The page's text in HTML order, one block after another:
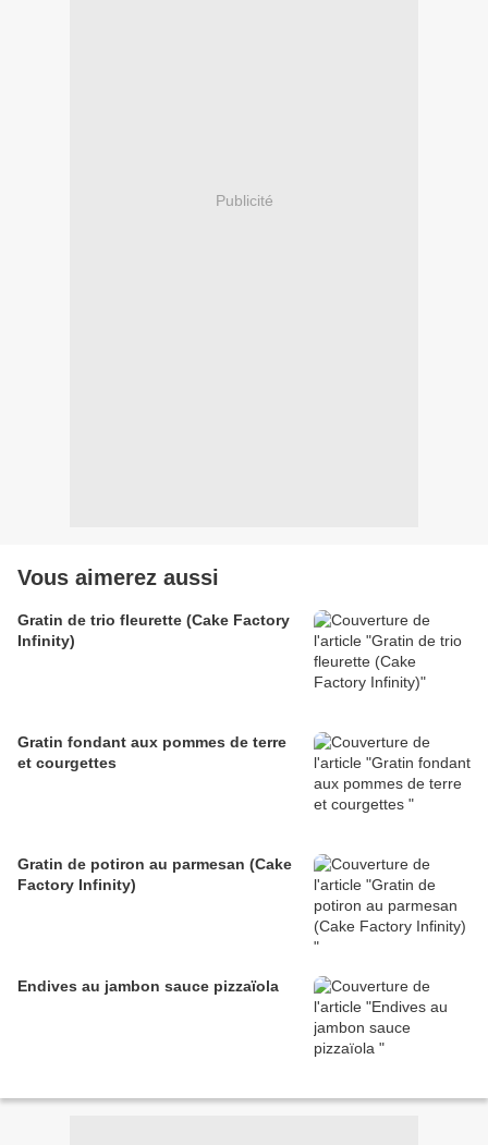
Publicité
Vous aimerez aussi
Gratin de trio fleurette (Cake Factory
Infinity)
Gratin fondant aux pommes de terre
et courgettes
Gratin de potiron au parmesan (Cake
Factory Infinity)
Endives au jambon sauce pizzaïola